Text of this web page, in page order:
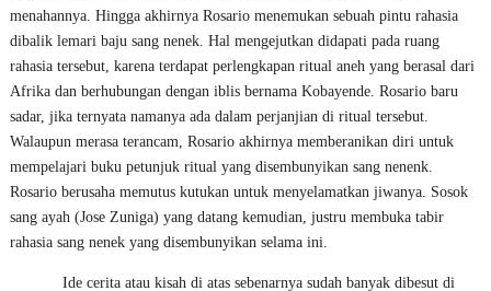
menahannya. Hingga akhirnya Rosario menemukan sebuah pintu rahasia
dibalik lemari baju sang nenek. Hal mengejutkan didapati pada ruang
rahasia tersebut, karena terdapat perlengkapan ritual aneh yang berasal dari
Afrika dan berhubungan dengan iblis bernama Kobayende. Rosario baru
sadar, jika ternyata namanya ada dalam perjanjian di ritual tersebut.
Walaupun merasa terancam, Rosario akhirnya memberanikan diri untuk
mempelajari buku petunjuk ritual yang disembunyikan sang nenenk.
Rosario berusaha memutus kutukan untuk menyelamatkan jiwanya. Sosok
sang ayah (Jose Zuniga) yang datang kemudian, justru membuka tabir
rahasia sang nenek yang disembunyikan selama ini.
Ide cerita atau kisah di atas sebenarnya sudah banyak dibesut di